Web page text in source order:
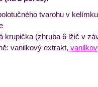
tvarohu v kelímku
krupička (zhruba 6 lžič v
vanilkový extrakt,